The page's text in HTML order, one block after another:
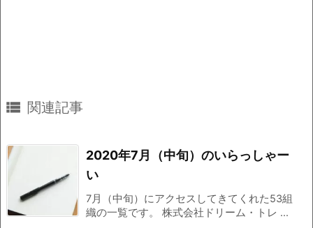
 関連記事
2020年7月（中旬）のいらっしゃー
い
7月（中旬）にアクセスしてきてくれた53組
織の一覧です。 株式会社ドリーム・トレ ...